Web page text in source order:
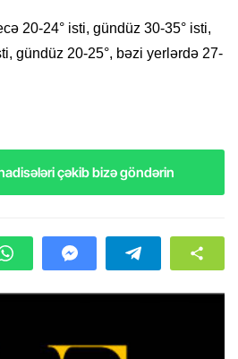
20-24° isti, gündüz 30-35° isti,
gündüz 20-25°, bəzi yerlərdə 27-
çəkib bizə göndərin